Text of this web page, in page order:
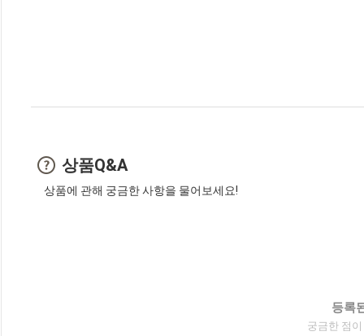
상품Q&A
상품에 관해 궁금한 사항을 물어보세요!
등록
궁금한 점